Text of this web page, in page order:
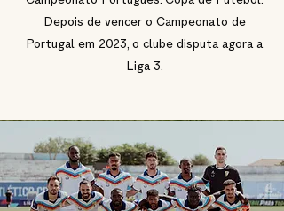
Depois de vencer o Campeonato de
Portugal em 2023, o clube disputa agora a
Liga 3.